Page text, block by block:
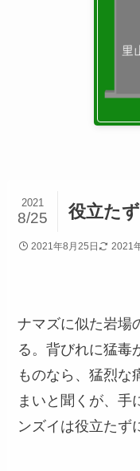
役立た
2021
8/25
2021年8月25日 2021
ナマズに似た岩場
る。背びれに猛毒
ものなら、猛烈な
まいと聞くが、手
ンズイは役立たず